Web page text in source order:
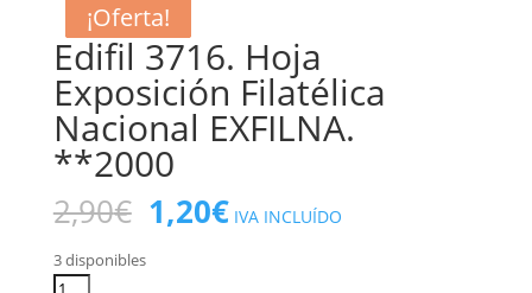
¡Oferta!
Edifil 3716. Hoja
Exposición Filatélica
Nacional EXFILNA.
**2000
2,90€ El
precio
1,20€El
precio
IVA INCLUÍDO
3 disponibles
Edifil
¡Oferta!
¡Oferta!
¡Oferta!